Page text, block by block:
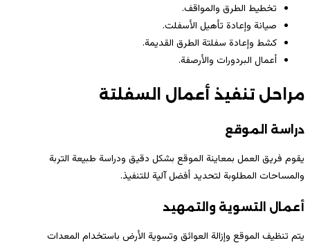
تخطيط الطرق والمواقف.
صيانة وإعادة تأهيل الأسفلت.
كشط وإعادة سفلتة الطرق القديمة.
أعمال البردورات والأرصفة.
مراحل تنفيذ أعمال السفلتة
دراسة الموقع
يقوم فريق العمل بمعاينة الموقع بشكل دقيق ودراسة طبيعة التربة
والمساحات المطلوبة لتحديد أفضل آلية للتنفيذ.
أعمال التسوية والتمهيد
يتم تنظيف الموقع وإزالة العوائق وتسوية الأرض باستخدام المعدات